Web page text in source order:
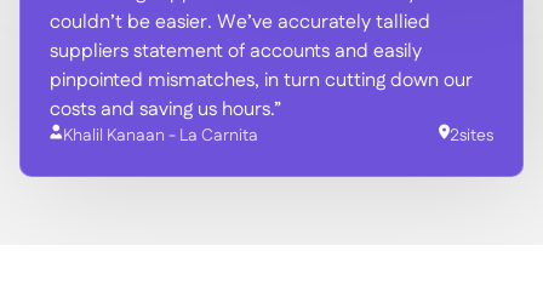
couldn’t be easier. We’ve accurately tallied
suppliers statement of accounts and easily
pinpointed mismatches, in turn cutting down our
costs and saving us hours.”
Khalil Kanaan - La Carnita 2sites